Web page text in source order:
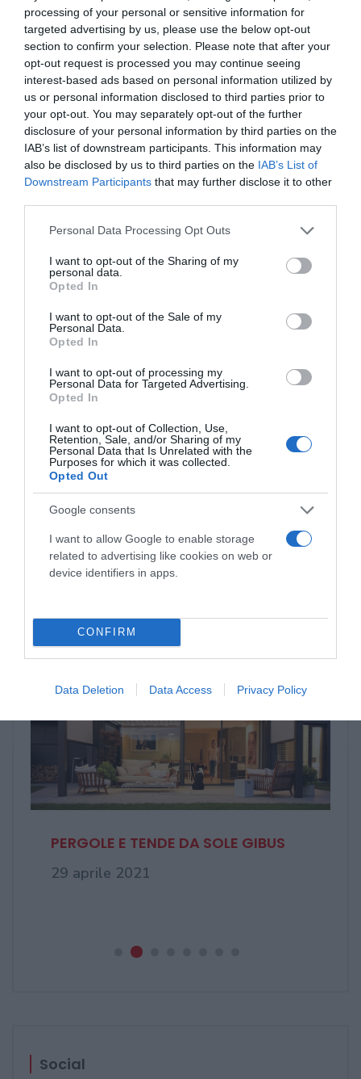
processing of your personal or sensitive information for
targeted advertising by us, please use the below opt-out
section to confirm your selection. Please note that after your
opt-out request is processed you may continue seeing
interest-based ads based on personal information utilized by
us or personal information disclosed to third parties prior to
your opt-out. You may separately opt-out of the further
disclosure of your personal information by third parties on the
IAB’s list of downstream participants. This information may
also be disclosed by us to third parties on the IAB’s List of
Downstream Participants that may further disclose it to other
Please note that this website/app uses one or more Google
not limited to your visit or usage behaviour. You may click to
grant or deny consent to Google and its third-party tags to
use your data for below specified purposes in below Google
consent section.
Personal Data Processing Opt Outs
I want to opt-out of the Sharing of my
personal data.
Opted In
I want to opt-out of the Sale of my
Personal Data.
Opted In
I want to opt-out of processing my
Personal Data for Targeted Advertising.
Opted In
I want to opt-out of Collection, Use,
Retention, Sale, and/or Sharing of my
Personal Data that Is Unrelated with the
Purposes for which it was collected.
Opted Out
Google consents
I want to allow Google to enable storage
related to advertising like cookies on web or
device identifiers in apps.
CONFIRM
Data Deletion Data Access Privacy Policy
Gallery
Installazioni infissi
Strutture in alluminio - Portoni di ingresso - Porte
blindate - Portoni da garage
Oscuranti: Persiane in alluminio - Tapparelle
orientabile
Serramentour- 23 maggio 2018
Future Now Bari 2018
Porte aperte alla competenza - Accademia di
formazione per serramentisti Verona - 13
Novembre 2017
Convegno Internorm 2017 Pacengo di Lazise (VR)
Convegno Internorm 2016 - Venezia 25 anni
Internorm Italia
Convegno Internorm 2014 - Cantina di Soave
Ultime Novità
PERGOLE E TENDE DA SOLE GIBUS
29 aprile 2021
Social